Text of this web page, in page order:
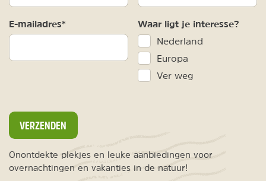
E-mailadres* Waar ligt je interesse?
Nederland
Europa
Ver weg
VERZENDEN
Onontdekte plekjes en leuke aanbiedingen voor
overnachtingen en vakanties in de natuur!